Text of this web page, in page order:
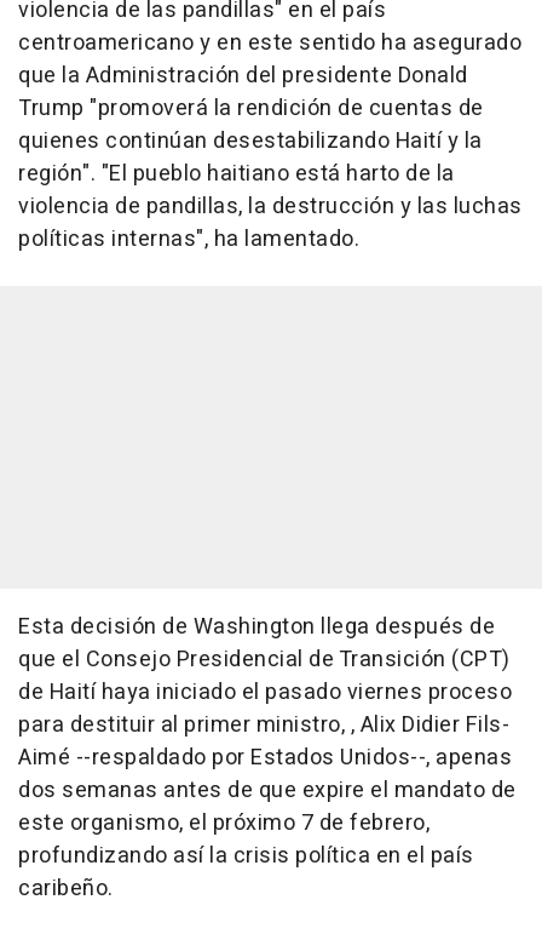
violencia de las pandillas" en el país
centroamericano y en este sentido ha asegurado
que la Administración del presidente Donald
Trump "promoverá la rendición de cuentas de
quienes continúan desestabilizando Haití y la
región". "El pueblo haitiano está harto de la
violencia de pandillas, la destrucción y las luchas
políticas internas", ha lamentado.
Esta decisión de Washington llega después de
que el Consejo Presidencial de Transición (CPT)
de Haití haya iniciado el pasado viernes proceso
para destituir al primer ministro, , Alix Didier Fils-
Aimé --respaldado por Estados Unidos--, apenas
dos semanas antes de que expire el mandato de
este organismo, el próximo 7 de febrero,
profundizando así la crisis política en el país
caribeño.